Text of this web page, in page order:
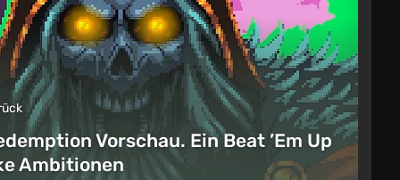
Vorschau. Ein Beat ’Em Up
Ambitionen